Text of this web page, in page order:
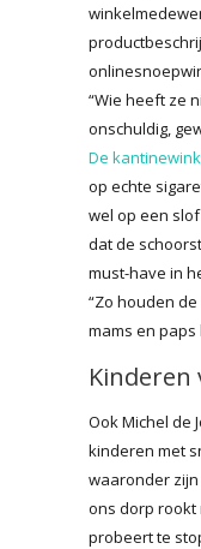
“Wie heeft ze
onschuldig,
De
op echte
wel op een
dat de
must-have in
“Zo houden
mams en
Ook Michel de
kinderen met
waaronder zijn
ons dorp rookt
probeert te